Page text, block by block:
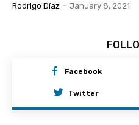
Rodrigo Díaz - January 8, 2021
Facebook
Twitter